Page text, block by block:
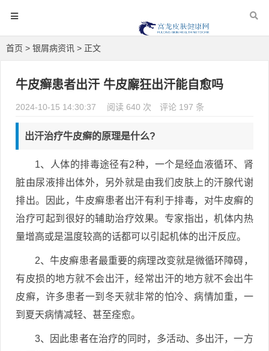
首页 > 银屑病资讯 > 正文
牛皮癣患者出汗 牛皮廨狂出汗能自愈吗
2024-10-15 14:30:37 阅读 640 次 评论 197 条
出汗治疗牛皮癣的原理是什么?
1、人体的排毒途径有2种，一个是经血液循环、肾
脏由尿液排出体外，另外就是由我们皮肤上的汗腺代谢
排出。因此，牛皮癣患者出汗有利于排毒，对牛皮癣的
治疗可起到很好的辅助治疗效果。专家指出，机体内热
量增高或是温度较高的话都可以引起机体的出汗反应。
2、牛皮癣患者最重要的病理改变就是微循环障碍，
有皮损的地方就不会出汗，经常出汗的地方就不会出牛
皮癣，许多患者一到冬天就非常的怕冷、病情加重，一
到夏天病情减轻、甚至痊愈。
3、因此患者在治疗的同时，多活动、多出汗，一方